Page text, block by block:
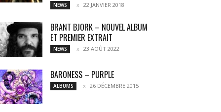
NEWS 22 JANVIER 2018
BRANT BJORK – NOUVEL ALBUM
ET PREMIER EXTRAIT
NEWS 23 AOÛT 2022
BARONESS – PURPLE
ALBUMS 26 DÉCEMBRE 2015